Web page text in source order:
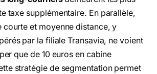
taxe supplémentaire. En parallèle,
courte et moyenne distance, y
par la filiale Transavia, ne voient
que de 10 euros en cabine
stratégie de segmentation permet